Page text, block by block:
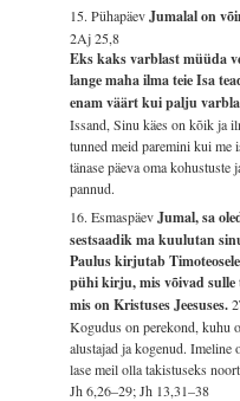
15. PühapäevJumalal on
2Aj 25,8
Eks kaks varblast müüda
lange maha ilma teie Isa
enam väärt kui palju
Issand, Sinu käes on kõik ja
tunned meid paremini kui me
tänase päeva oma
pannud.
16. EsmaspäevJumal, sa
sestsaadik ma kuulutan
Paulus kirjutab
pühi kirju, mis võivad
mis on Kristuses Jeesuses.
Kogudus on perekond, kuhu
alustajad ja kogenud. Imeline
lase meil olla takistuseks
Jh 6,26–29; Jh 13,31–38